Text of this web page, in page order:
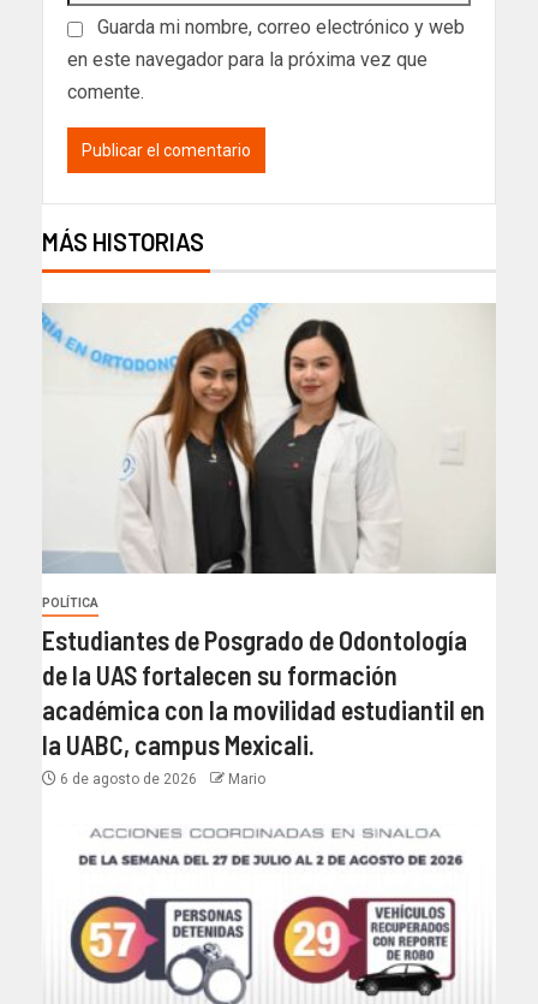
Guarda mi nombre, correo electrónico y web
en este navegador para la próxima vez que
comente.
MÁS HISTORIAS
POLÍTICA
Estudiantes de Posgrado de Odontología
de la UAS fortalecen su formación
académica con la movilidad estudiantil en
la UABC, campus Mexicali.
6 de agosto de 2026 Mario